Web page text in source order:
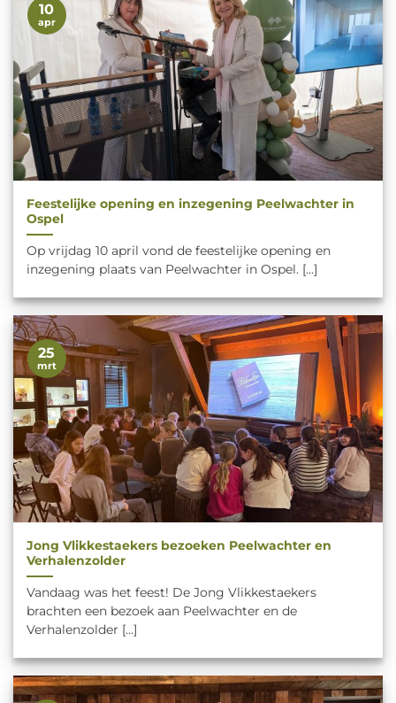
Feestelijke opening en inzegening Peelwachter in
Ospel
Op vrijdag 10 april vond de feestelijke opening en
inzegening plaats van Peelwachter in Ospel. [...]
10
apr
Jong Vlikkestaekers bezoeken Peelwachter en
Verhalenzolder
Vandaag was het feest! De Jong Vlikkestaekers
brachten een bezoek aan Peelwachter en de
Verhalenzolder [...]
25
mrt